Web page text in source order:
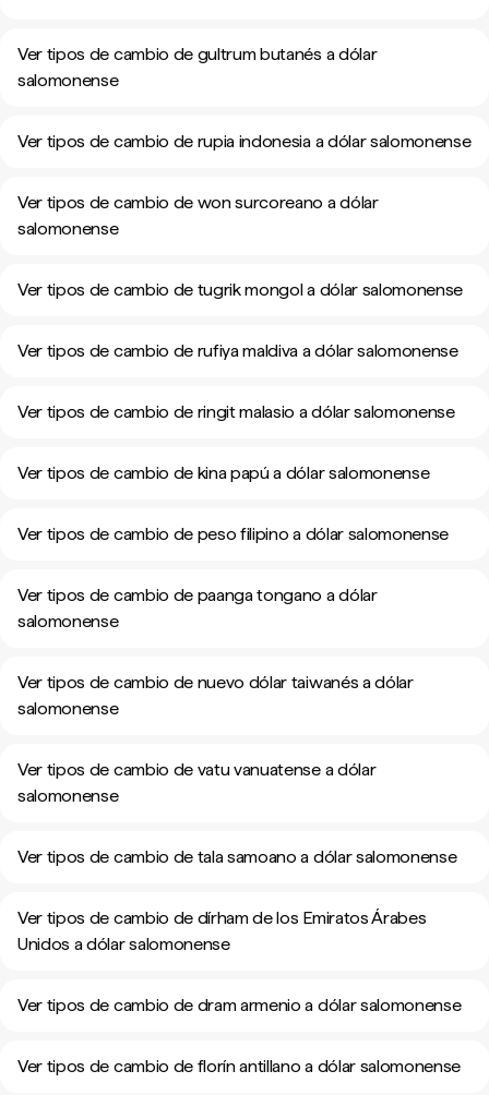
Ver tipos de cambio de gultrum butanés a dólar
salomonense
Ver tipos de cambio de rupia indonesia a dólar salomonense
Ver tipos de cambio de won surcoreano a dólar
salomonense
Ver tipos de cambio de tugrik mongol a dólar salomonense
Ver tipos de cambio de rufiya maldiva a dólar salomonense
Ver tipos de cambio de ringit malasio a dólar salomonense
Ver tipos de cambio de kina papú a dólar salomonense
Ver tipos de cambio de peso filipino a dólar salomonense
Ver tipos de cambio de paanga tongano a dólar
salomonense
Ver tipos de cambio de nuevo dólar taiwanés a dólar
salomonense
Ver tipos de cambio de vatu vanuatense a dólar
salomonense
Ver tipos de cambio de tala samoano a dólar salomonense
Ver tipos de cambio de dírham de los Emiratos Árabes
Unidos a dólar salomonense
Ver tipos de cambio de dram armenio a dólar salomonense
Ver tipos de cambio de florín antillano a dólar salomonense